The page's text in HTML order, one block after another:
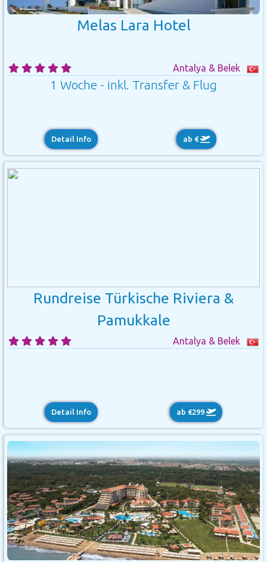
Melas Lara Hotel
Antalya & Belek
1 Woche - inkl. Transfer & Flug
Detail Info ab €
Rundreise Türkische Riviera &
Pamukkale
Antalya & Belek
Detail Info ab €299